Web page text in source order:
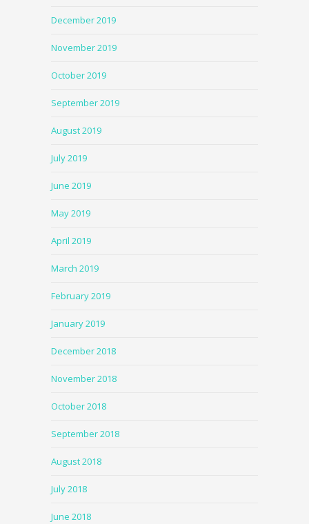
December 2019
November 2019
October 2019
September 2019
August 2019
July 2019
June 2019
May 2019
April 2019
March 2019
February 2019
January 2019
December 2018
November 2018
October 2018
September 2018
August 2018
July 2018
June 2018